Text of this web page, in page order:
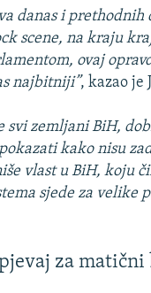
danas i
scene, na kraju
ovaj
najbitniji”, kazao je
svi zemljani BiH,
kako nisu
vlast u BiH, koju
sjede za velike
za matični